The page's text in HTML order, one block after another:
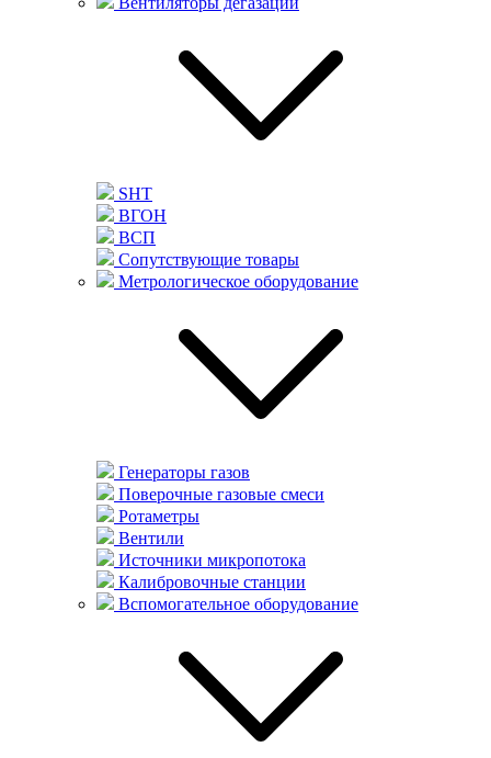
SHT
ВГОН
ВСП
Сопутствующие товары
Метрологическое оборудование
Генераторы газов
Поверочные газовые смеси
Ротаметры
Вентили
Источники микропотока
Калибровочные станции
Вспомогательное оборудование